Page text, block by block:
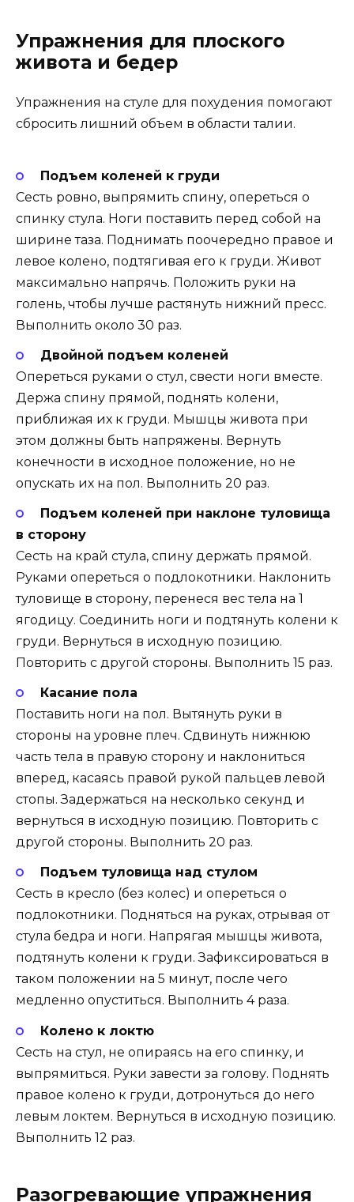
Упражнения для плоского
живота и бедер
Упражнения на стуле для похудения помогают
сбросить лишний объем в области талии.
Подъем коленей к груди
Сесть ровно, выпрямить спину, опереться о
спинку стула. Ноги поставить перед собой на
ширине таза. Поднимать поочередно правое и
левое колено, подтягивая его к груди. Живот
максимально напрячь. Положить руки на
голень, чтобы лучше растянуть нижний пресс.
Выполнить около 30 раз.
Двойной подъем коленей
Опереться руками о стул, свести ноги вместе.
Держа спину прямой, поднять колени,
приближая их к груди. Мышцы живота при
этом должны быть напряжены. Вернуть
конечности в исходное положение, но не
опускать их на пол. Выполнить 20 раз.
Подъем коленей при наклоне туловища
в сторону
Сесть на край стула, спину держать прямой.
Руками опереться о подлокотники. Наклонить
туловище в сторону, перенеся вес тела на 1
ягодицу. Соединить ноги и подтянуть колени к
груди. Вернуться в исходную позицию.
Повторить с другой стороны. Выполнить 15 раз.
Касание пола
Поставить ноги на пол. Вытянуть руки в
стороны на уровне плеч. Сдвинуть нижнюю
часть тела в правую сторону и наклониться
вперед, касаясь правой рукой пальцев левой
стопы. Задержаться на несколько секунд и
вернуться в исходную позицию. Повторить с
другой стороны. Выполнить 20 раз.
Подъем туловища над стулом
Сесть в кресло (без колес) и опереться о
подлокотники. Подняться на руках, отрывая от
стула бедра и ноги. Напрягая мышцы живота,
подтянуть колени к груди. Зафиксироваться в
таком положении на 5 минут, после чего
медленно опуститься. Выполнить 4 раза.
Колено к локтю
Сесть на стул, не опираясь на его спинку, и
выпрямиться. Руки завести за голову. Поднять
правое колено к груди, дотронуться до него
левым локтем. Вернуться в исходную позицию.
Выполнить 12 раз.
Разогревающие упражнения